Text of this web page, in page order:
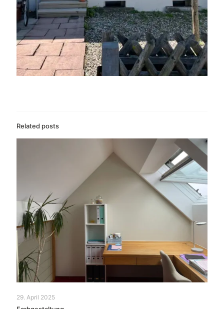
Related posts
29. April 2025